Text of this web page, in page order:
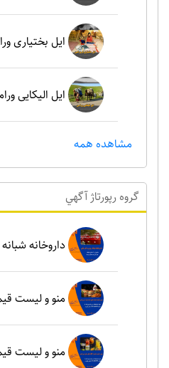
ایل بختیاری
ایل الیکایی
مشاهده همه
گروه رپورتاژ آگهي
داروخانه
منو و لیست
منو و لیست